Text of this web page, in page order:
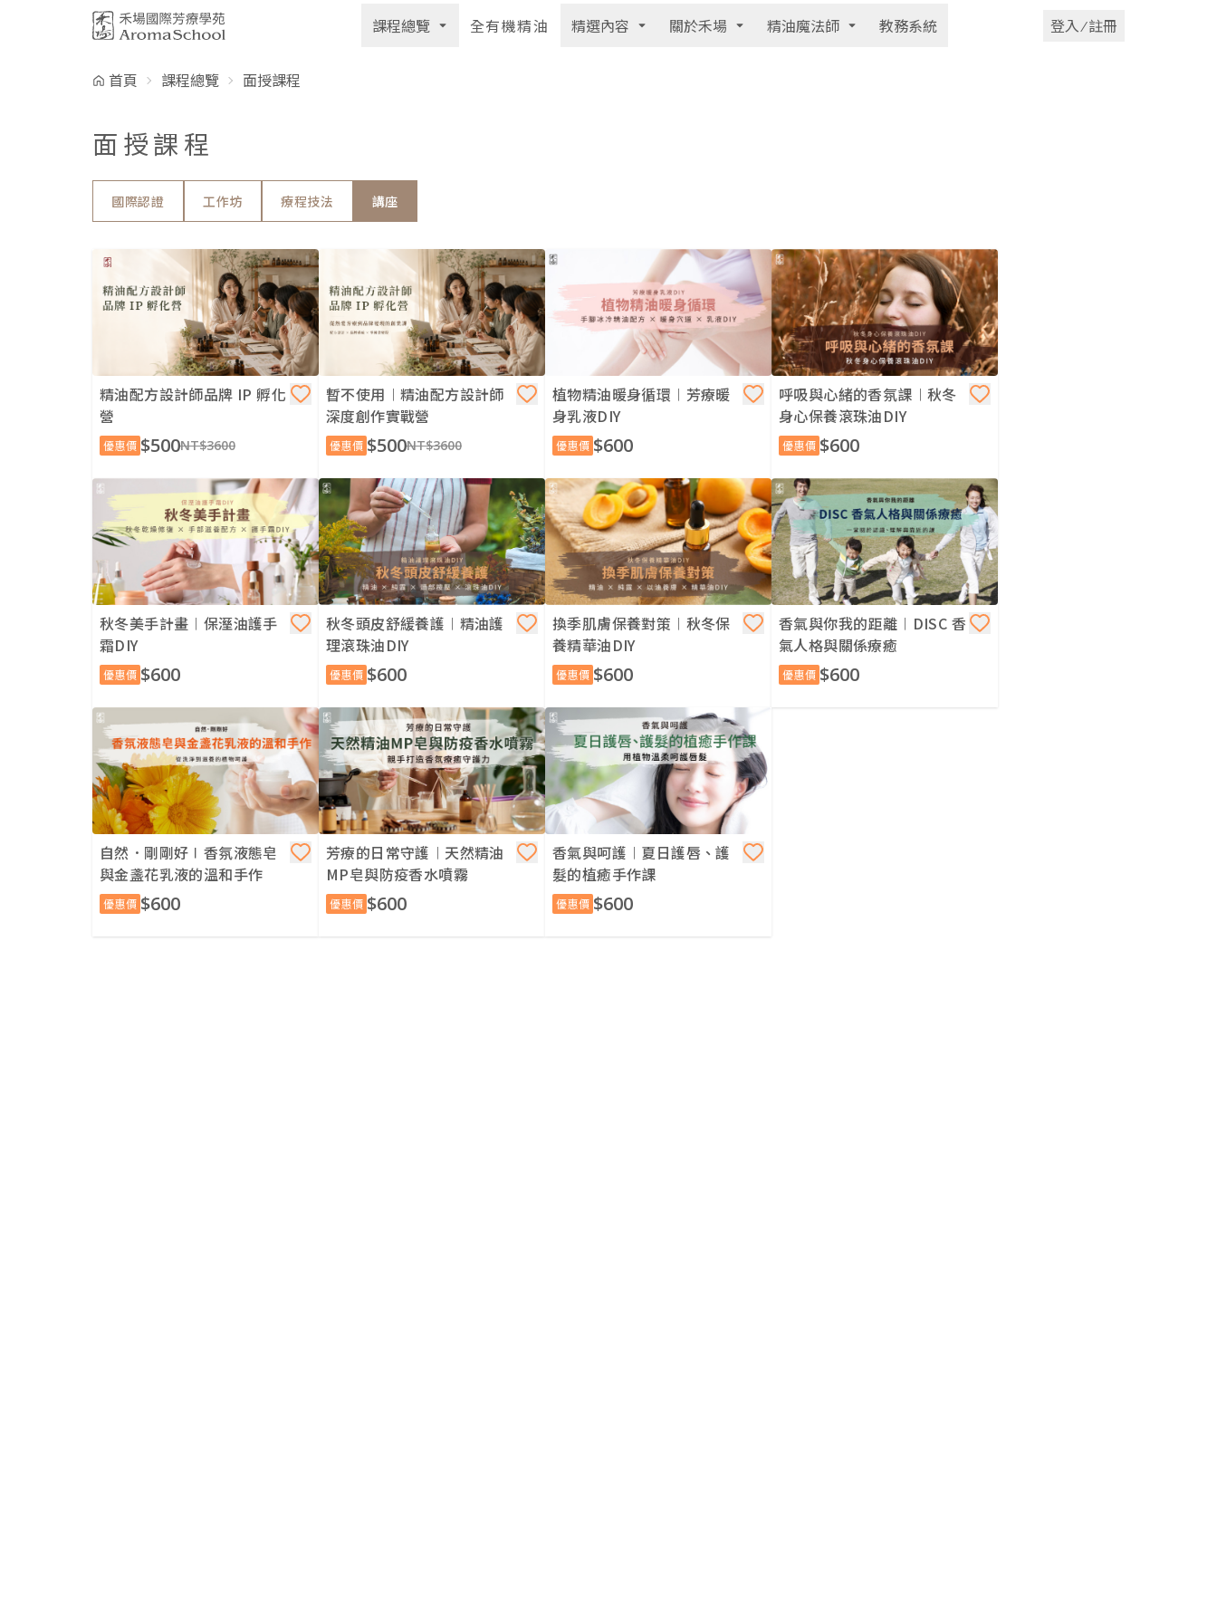
課程總覽 全有機精油 精選內容 關於禾場 精油魔法師 教務系統 登入 ⁄ 註冊
首頁 課程總覽 面授課程
面授課程
國際認證 工作坊 療程技法 講座
精油配方設計師品牌 IP 孵化
營
優惠價 $500NT$3600
暫不使用︱精油配方設計師
深度創作實戰營
優惠價 $500NT$3600
植物精油暖身循環︱芳療暖
身乳液DIY
優惠價 $600
呼吸與心緒的香氛課︱秋冬
身心保養滾珠油DIY
優惠價 $600
秋冬美手計畫︱保溼油護手
霜DIY
優惠價 $600
秋冬頭皮舒緩養護︱精油護
理滾珠油DIY
優惠價 $600
換季肌膚保養對策︱秋冬保
養精華油DIY
優惠價 $600
香氣與你我的距離︱DISC 香
氣人格與關係療癒
優惠價 $600
自然．剛剛好∣香氛液態皂
與金盞花乳液的溫和手作
優惠價 $600
芳療的日常守護︱天然精油
MP皂與防疫香水噴霧
優惠價 $600
香氣與呵護︱夏日護唇、護
髮的植癒手作課
優惠價 $600